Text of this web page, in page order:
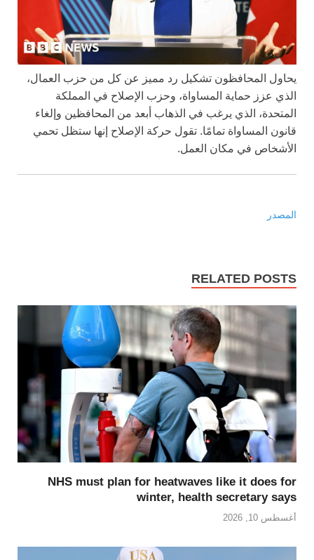
يحاول المحافظون تشكيل رد مميز عن كل من حزب العمال،
الذي عزز حماية المساواة، وحزب الإصلاح في المملكة
المتحدة، الذي يرغب في الذهاب أبعد من المحافظين وإلغاء
قانون المساواة تمامًا. تقول حركة الإصلاح إنها ستظل تحمي
الأشخاص في مكان العمل.
المصدر
RELATED POSTS
NHS must plan for heatwaves like it does for
winter, health secretary says
أغسطس 10, 2026